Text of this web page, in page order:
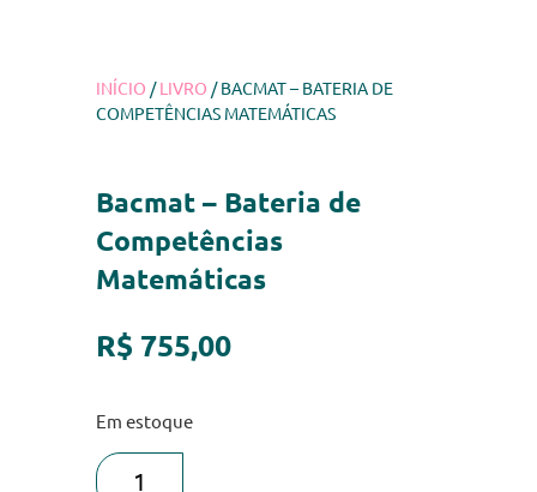
INÍCIO /LIVRO / BACMAT – BATERIA DE
COMPETÊNCIAS MATEMÁTICAS
Bacmat – Bateria de
Competências
Matemáticas
R$ 755,00
Em estoque